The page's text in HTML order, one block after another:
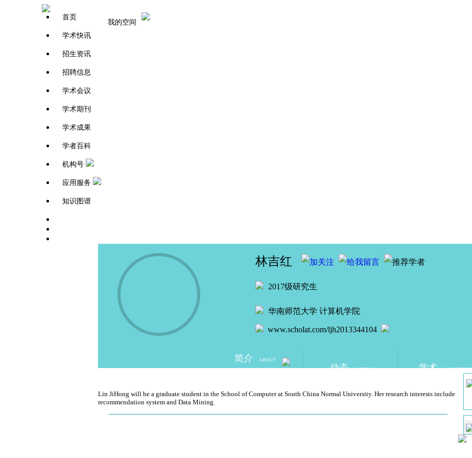
首页
学术快讯
招生资讯
招聘信息
学术会议
学术期刊
学术成果
学者百科
机构号
应用服务
知识图谱
我的空间
林吉红
2017级研究生
华南师范大学 计算机学院
www.scholat.com/ljh2013344104
简介 ABOUT
动态NEWS 学术ACADEMIC
Lin JiHong will be a graduate student in the School of Computer at South China Normal University. Her research interests include
recommendation system and Data Mining.